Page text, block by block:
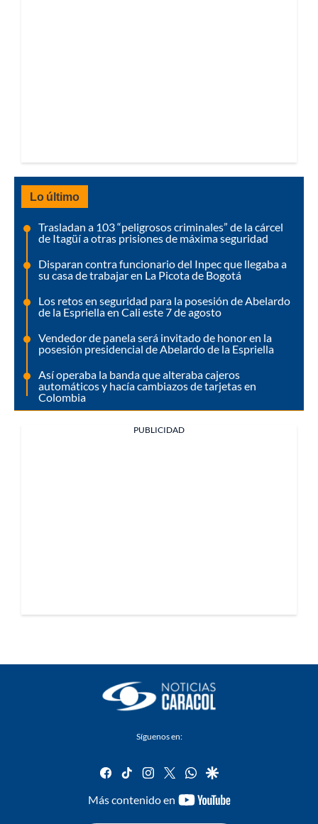
Lo último
Trasladan a 103 “peligrosos criminales” de la cárcel
de Itagüí a otras prisiones de máxima seguridad
Disparan contra funcionario del Inpec que llegaba a
su casa de trabajar en La Picota de Bogotá
Los retos en seguridad para la posesión de Abelardo
de la Espriella en Cali este 7 de agosto
Vendedor de panela será invitado de honor en la
posesión presidencial de Abelardo de la Espriella
Así operaba la banda que alteraba cajeros
automáticos y hacía cambiazos de tarjetas en
Colombia
PUBLICIDAD
Síguenos en:
facebook
tiktok instagram
twitterwhatsapp
google
Más contenido en
youtube-